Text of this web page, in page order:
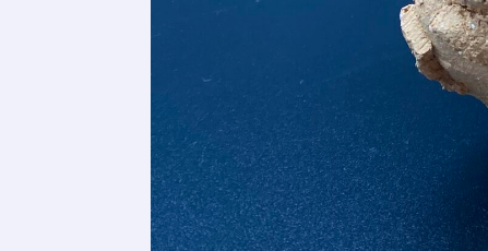
Adresse email*